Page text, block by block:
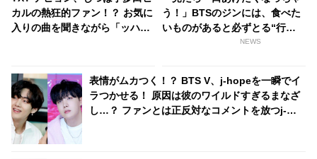
カルの熱狂的ファン！？ お気に
入りの曲を聞きながら「ッハ
ファン爆笑「リアクションが完
全にオタクｗｗ」
う！」BTSのジンには、食べた
いものがあると必ずとる“行
動”があった！ メンバーも思わ
NEWS
表情がムカつく！？ BTS V、j-hopeを一瞬でイ
ラつかせる！ 原因は彼のワイルドすぎるまなざ
し…？ ファンとは正反対なコメントを放つj-